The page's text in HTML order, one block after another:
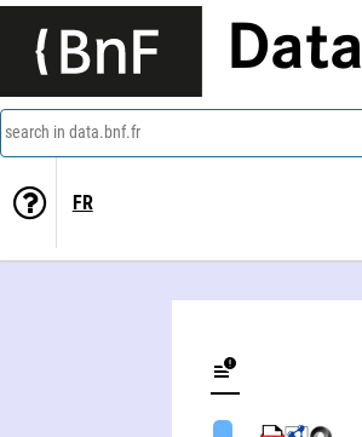
Data
search in data.bnf.fr
FR